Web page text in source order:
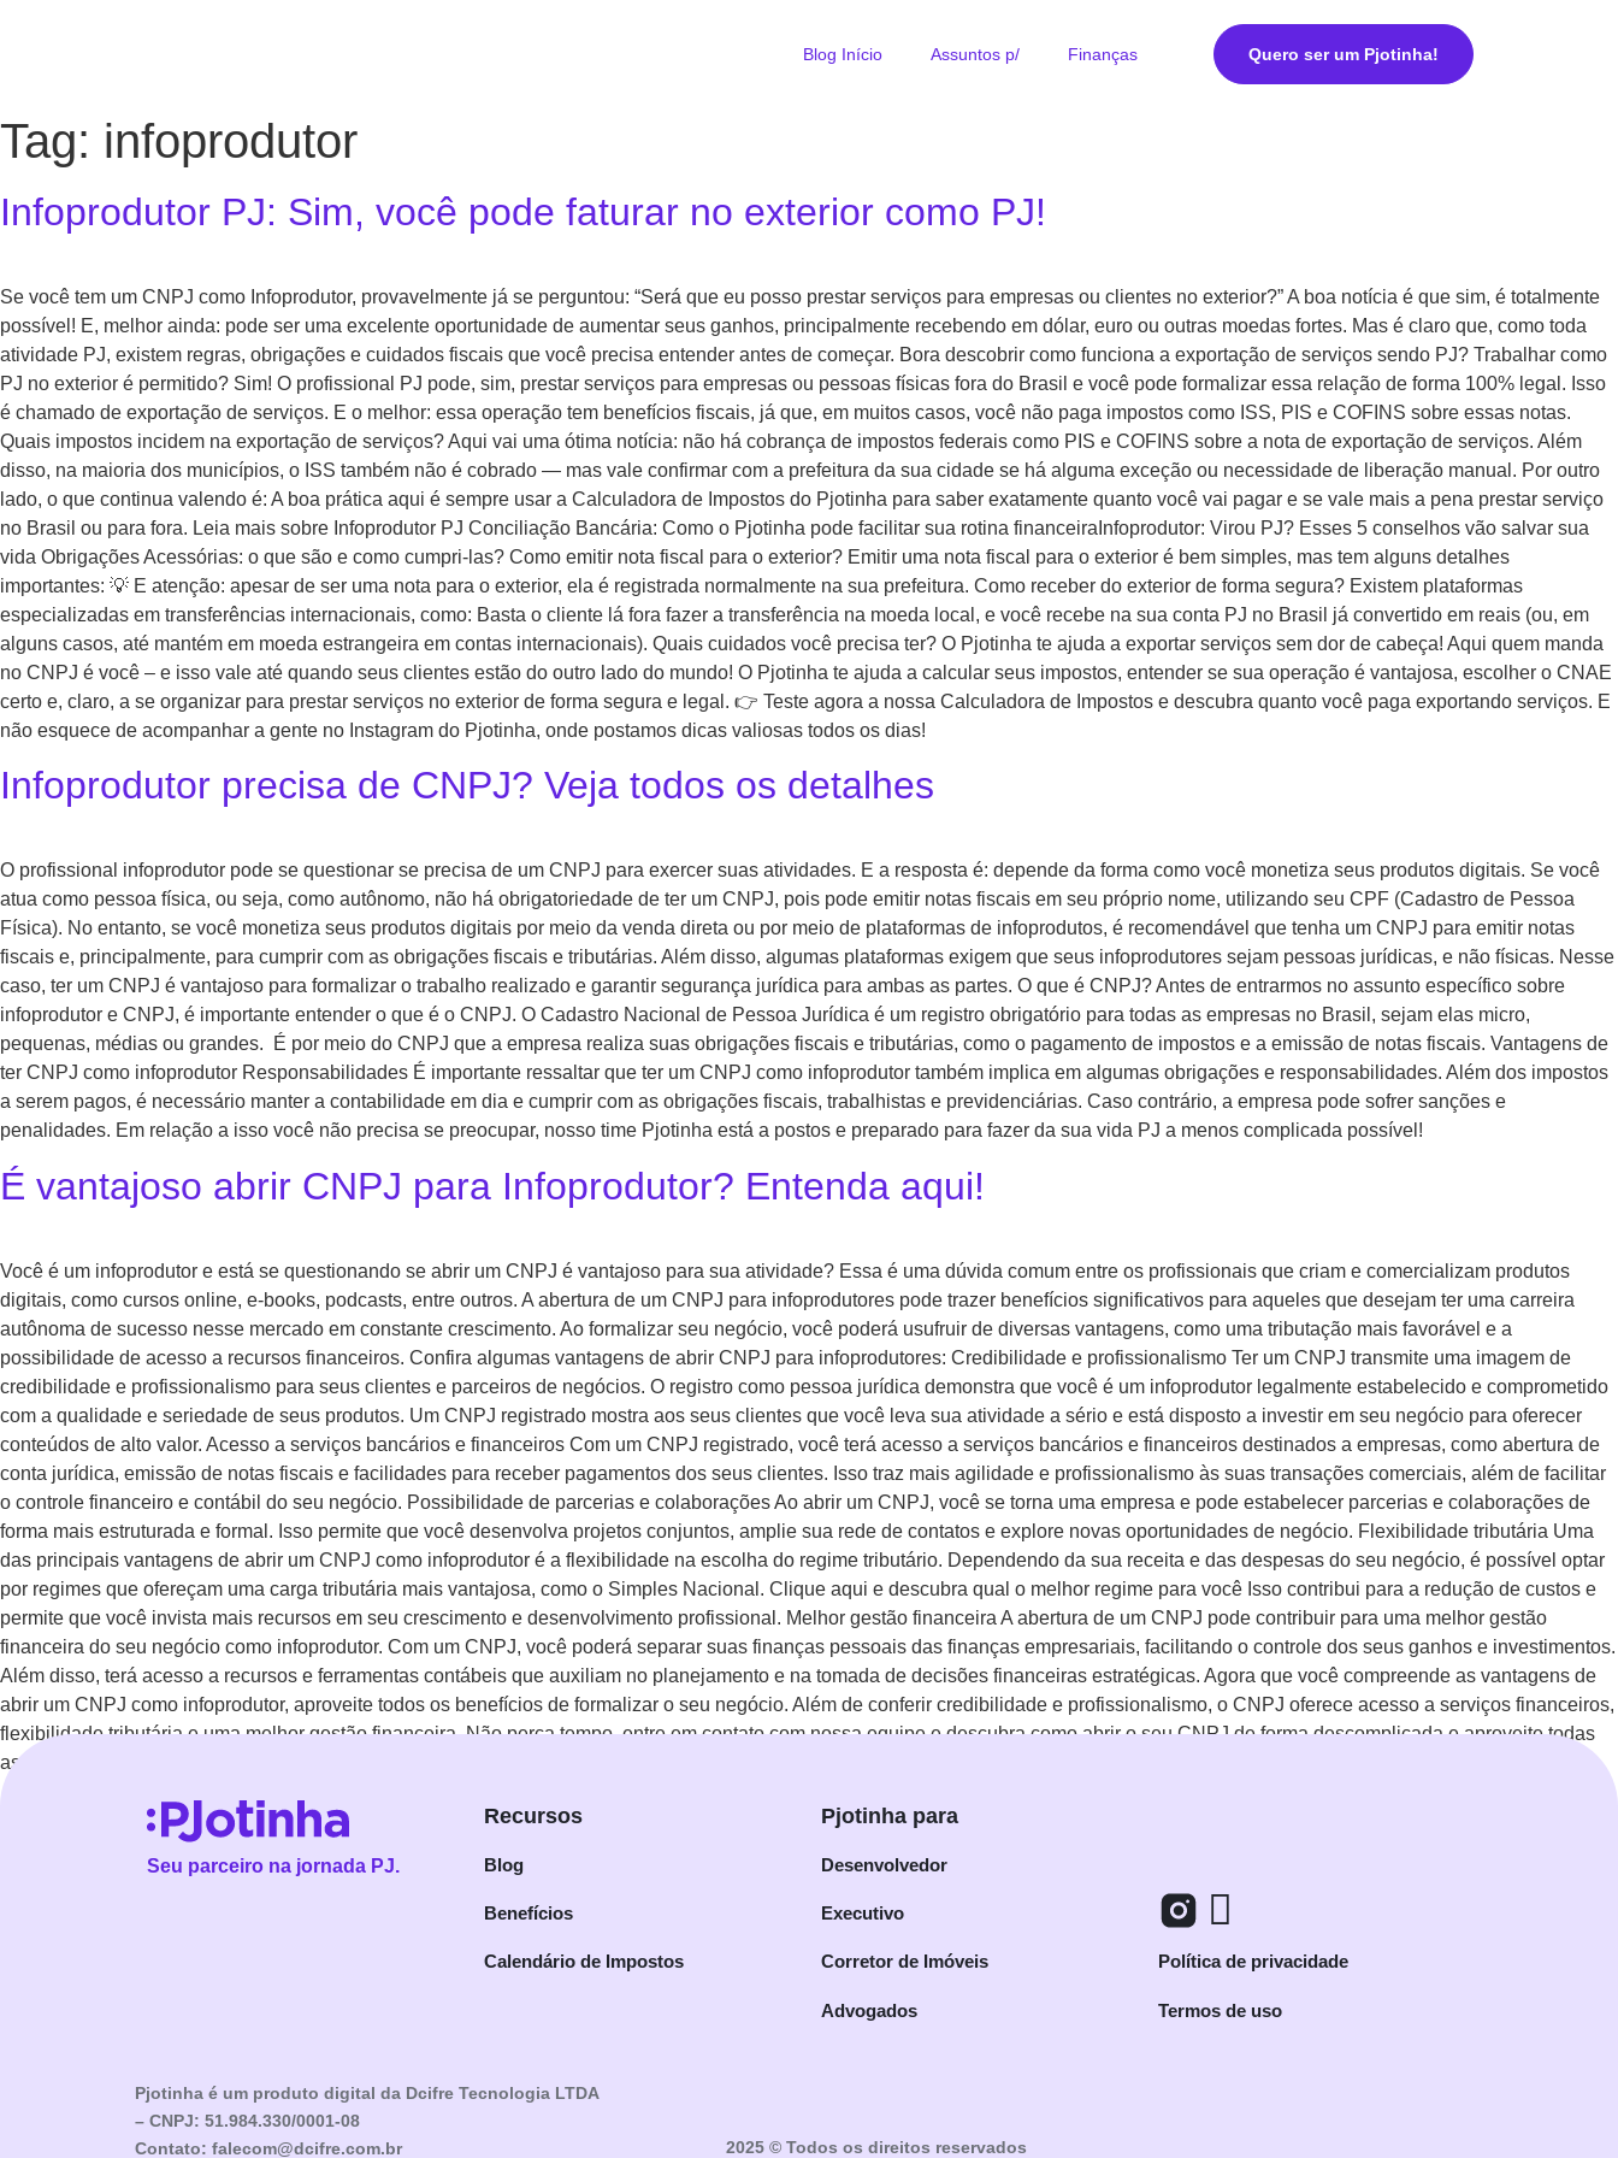
Blog Início Assuntos p/ Finanças Quero ser um Pjotinha!
Tag: infoprodutor
Infoprodutor PJ: Sim, você pode faturar no exterior como PJ!
Se você tem um CNPJ como Infoprodutor, provavelmente já se perguntou: “Será que eu posso prestar serviços para empresas ou clientes no exterior?” A boa notícia é que sim, é totalmente
possível! E, melhor ainda: pode ser uma excelente oportunidade de aumentar seus ganhos, principalmente recebendo em dólar, euro ou outras moedas fortes. Mas é claro que, como toda
atividade PJ, existem regras, obrigações e cuidados fiscais que você precisa entender antes de começar. Bora descobrir como funciona a exportação de serviços sendo PJ? Trabalhar como
PJ no exterior é permitido? Sim! O profissional PJ pode, sim, prestar serviços para empresas ou pessoas físicas fora do Brasil e você pode formalizar essa relação de forma 100% legal. Isso
é chamado de exportação de serviços. E o melhor: essa operação tem benefícios fiscais, já que, em muitos casos, você não paga impostos como ISS, PIS e COFINS sobre essas notas.
Quais impostos incidem na exportação de serviços? Aqui vai uma ótima notícia: não há cobrança de impostos federais como PIS e COFINS sobre a nota de exportação de serviços. Além
disso, na maioria dos municípios, o ISS também não é cobrado — mas vale confirmar com a prefeitura da sua cidade se há alguma exceção ou necessidade de liberação manual. Por outro
lado, o que continua valendo é: A boa prática aqui é sempre usar a Calculadora de Impostos do Pjotinha para saber exatamente quanto você vai pagar e se vale mais a pena prestar serviço
no Brasil ou para fora. Leia mais sobre Infoprodutor PJ Conciliação Bancária: Como o Pjotinha pode facilitar sua rotina financeiraInfoprodutor: Virou PJ? Esses 5 conselhos vão salvar sua
vida Obrigações Acessórias: o que são e como cumpri-las? Como emitir nota fiscal para o exterior? Emitir uma nota fiscal para o exterior é bem simples, mas tem alguns detalhes
importantes: 💡 E atenção: apesar de ser uma nota para o exterior, ela é registrada normalmente na sua prefeitura. Como receber do exterior de forma segura? Existem plataformas
especializadas em transferências internacionais, como: Basta o cliente lá fora fazer a transferência na moeda local, e você recebe na sua conta PJ no Brasil já convertido em reais (ou, em
alguns casos, até mantém em moeda estrangeira em contas internacionais). Quais cuidados você precisa ter? O Pjotinha te ajuda a exportar serviços sem dor de cabeça! Aqui quem manda
no CNPJ é você – e isso vale até quando seus clientes estão do outro lado do mundo! O Pjotinha te ajuda a calcular seus impostos, entender se sua operação é vantajosa, escolher o CNAE
certo e, claro, a se organizar para prestar serviços no exterior de forma segura e legal. 👉 Teste agora a nossa Calculadora de Impostos e descubra quanto você paga exportando serviços. E
não esquece de acompanhar a gente no Instagram do Pjotinha, onde postamos dicas valiosas todos os dias!
Infoprodutor precisa de CNPJ? Veja todos os detalhes
O profissional infoprodutor pode se questionar se precisa de um CNPJ para exercer suas atividades. E a resposta é: depende da forma como você monetiza seus produtos digitais. Se você
atua como pessoa física, ou seja, como autônomo, não há obrigatoriedade de ter um CNPJ, pois pode emitir notas fiscais em seu próprio nome, utilizando seu CPF (Cadastro de Pessoa
Física). No entanto, se você monetiza seus produtos digitais por meio da venda direta ou por meio de plataformas de infoprodutos, é recomendável que tenha um CNPJ para emitir notas
fiscais e, principalmente, para cumprir com as obrigações fiscais e tributárias. Além disso, algumas plataformas exigem que seus infoprodutores sejam pessoas jurídicas, e não físicas. Nesse
caso, ter um CNPJ é vantajoso para formalizar o trabalho realizado e garantir segurança jurídica para ambas as partes. O que é CNPJ? Antes de entrarmos no assunto específico sobre
infoprodutor e CNPJ, é importante entender o que é o CNPJ. O Cadastro Nacional de Pessoa Jurídica é um registro obrigatório para todas as empresas no Brasil, sejam elas micro,
pequenas, médias ou grandes. É por meio do CNPJ que a empresa realiza suas obrigações fiscais e tributárias, como o pagamento de impostos e a emissão de notas fiscais. Vantagens de
ter CNPJ como infoprodutor Responsabilidades É importante ressaltar que ter um CNPJ como infoprodutor também implica em algumas obrigações e responsabilidades. Além dos impostos
a serem pagos, é necessário manter a contabilidade em dia e cumprir com as obrigações fiscais, trabalhistas e previdenciárias. Caso contrário, a empresa pode sofrer sanções e
penalidades. Em relação a isso você não precisa se preocupar, nosso time Pjotinha está a postos e preparado para fazer da sua vida PJ a menos complicada possível!
É vantajoso abrir CNPJ para Infoprodutor? Entenda aqui!
Você é um infoprodutor e está se questionando se abrir um CNPJ é vantajoso para sua atividade? Essa é uma dúvida comum entre os profissionais que criam e comercializam produtos
digitais, como cursos online, e-books, podcasts, entre outros. A abertura de um CNPJ para infoprodutores pode trazer benefícios significativos para aqueles que desejam ter uma carreira
autônoma de sucesso nesse mercado em constante crescimento. Ao formalizar seu negócio, você poderá usufruir de diversas vantagens, como uma tributação mais favorável e a
possibilidade de acesso a recursos financeiros. Confira algumas vantagens de abrir CNPJ para infoprodutores: Credibilidade e profissionalismo Ter um CNPJ transmite uma imagem de
credibilidade e profissionalismo para seus clientes e parceiros de negócios. O registro como pessoa jurídica demonstra que você é um infoprodutor legalmente estabelecido e comprometido
com a qualidade e seriedade de seus produtos. Um CNPJ registrado mostra aos seus clientes que você leva sua atividade a sério e está disposto a investir em seu negócio para oferecer
conteúdos de alto valor. Acesso a serviços bancários e financeiros Com um CNPJ registrado, você terá acesso a serviços bancários e financeiros destinados a empresas, como abertura de
conta jurídica, emissão de notas fiscais e facilidades para receber pagamentos dos seus clientes. Isso traz mais agilidade e profissionalismo às suas transações comerciais, além de facilitar
o controle financeiro e contábil do seu negócio. Possibilidade de parcerias e colaborações Ao abrir um CNPJ, você se torna uma empresa e pode estabelecer parcerias e colaborações de
forma mais estruturada e formal. Isso permite que você desenvolva projetos conjuntos, amplie sua rede de contatos e explore novas oportunidades de negócio. Flexibilidade tributária Uma
das principais vantagens de abrir um CNPJ como infoprodutor é a flexibilidade na escolha do regime tributário. Dependendo da sua receita e das despesas do seu negócio, é possível optar
por regimes que ofereçam uma carga tributária mais vantajosa, como o Simples Nacional. Clique aqui e descubra qual o melhor regime para você Isso contribui para a redução de custos e
permite que você invista mais recursos em seu crescimento e desenvolvimento profissional. Melhor gestão financeira A abertura de um CNPJ pode contribuir para uma melhor gestão
financeira do seu negócio como infoprodutor. Com um CNPJ, você poderá separar suas finanças pessoais das finanças empresariais, facilitando o controle dos seus ganhos e investimentos.
Além disso, terá acesso a recursos e ferramentas contábeis que auxiliam no planejamento e na tomada de decisões financeiras estratégicas. Agora que você compreende as vantagens de
abrir um CNPJ como infoprodutor, aproveite todos os benefícios de formalizar o seu negócio. Além de conferir credibilidade e profissionalismo, o CNPJ oferece acesso a serviços financeiros,
flexibilidade tributária e uma melhor gestão financeira. Não perca tempo, entre em contato com nossa equipe e descubra como abrir o seu CNPJ de forma descomplicada e aproveite todas
as vantagens de ser um infoprodutor pjotinha!
Seu parceiro na jornada PJ.
Recursos
Blog
Benefícios
Calendário de Impostos
Pjotinha para
Desenvolvedor
Executivo
Corretor de Imóveis
Advogados
Política de privacidade
Termos de uso
Pjotinha é um produto digital da Dcifre Tecnologia LTDA
– CNPJ: 51.984.330/0001-08
Contato: falecom@dcifre.com.br
2025 © Todos os direitos reservados